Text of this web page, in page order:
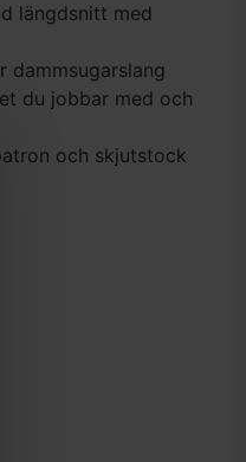
längdsnitt med
dammsugarslang
du jobbar med och
och skjutstock